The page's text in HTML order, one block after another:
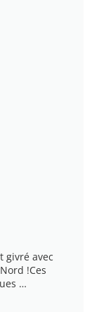
givré avec
!Ces
…